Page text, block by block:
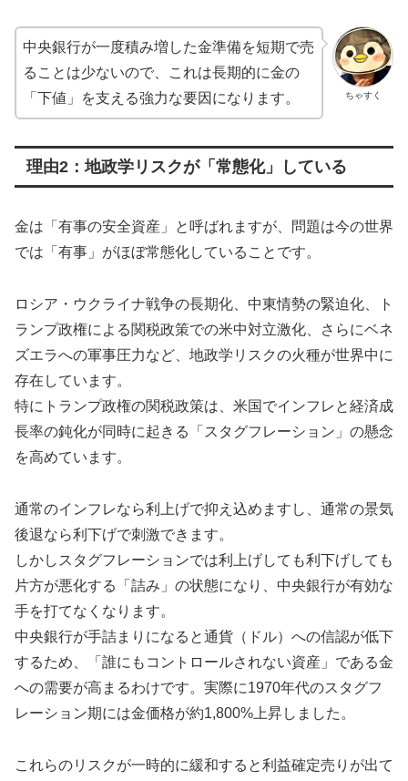
ちゃすく
中央銀行が一度積み増した金準備を短期で売
ることは少ないので、これは長期的に金の
「下値」を支える強力な要因になります。
理由2：地政学リスクが「常態化」している
金は「有事の安全資産」と呼ばれますが、問題は今の世界
では「有事」がほぼ常態化していることです。
ロシア・ウクライナ戦争の長期化、中東情勢の緊迫化、ト
ランプ政権による関税政策での米中対立激化、さらにベネ
ズエラへの軍事圧力など、地政学リスクの火種が世界中に
存在しています。
特にトランプ政権の関税政策は、米国でインフレと経済成
長率の鈍化が同時に起きる「スタグフレーション」の懸念
を高めています。
通常のインフレなら利上げで抑え込めますし、通常の景気
後退なら利下げで刺激できます。
しかしスタグフレーションでは利上げしても利下げしても
片方が悪化する「詰み」の状態になり、中央銀行が有効な
手を打てなくなります。
中央銀行が手詰まりになると通貨（ドル）への信認が低下
するため、「誰にもコントロールされない資産」である金
への需要が高まるわけです。実際に1970年代のスタグフ
レーション期には金価格が約1,800%上昇しました。
これらのリスクが一時的に緩和すると利益確定売りが出て